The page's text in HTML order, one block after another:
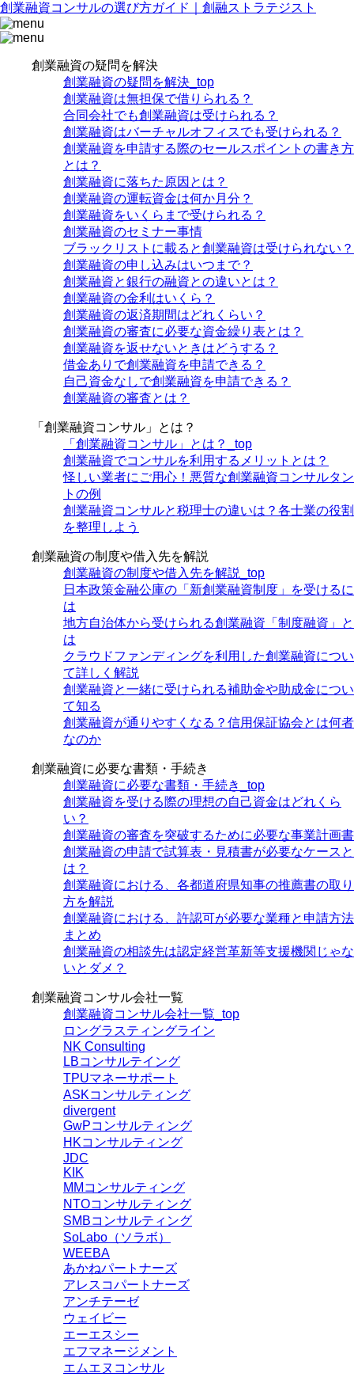
創業融資コンサルの選び方ガイド｜創融ストラテジスト
創業融資の疑問を解決
創業融資の疑問を解決_top
創業融資は無担保で借りられる？
合同会社でも創業融資は受けられる？
創業融資はバーチャルオフィスでも受けられる？
創業融資を申請する際のセールスポイントの書き方
とは？
創業融資に落ちた原因とは？
創業融資の運転資金は何か月分？
創業融資をいくらまで受けられる？
創業融資のセミナー事情
ブラックリストに載ると創業融資は受けられない？
創業融資の申し込みはいつまで？
創業融資と銀行の融資との違いとは？
創業融資の金利はいくら？
創業融資の返済期間はどれくらい？
創業融資の審査に必要な資金繰り表とは？
創業融資を返せないときはどうする？
借金ありで創業融資を申請できる？
自己資金なしで創業融資を申請できる？
創業融資の審査とは？
「創業融資コンサル」とは？
「創業融資コンサル」とは？_top
創業融資でコンサルを利用するメリットとは？
怪しい業者にご用心！悪質な創業融資コンサルタン
トの例
創業融資コンサルと税理士の違いは？各士業の役割
を整理しよう
創業融資の制度や借入先を解説
創業融資の制度や借入先を解説_top
日本政策金融公庫の「新創業融資制度」を受けるに
は
地方自治体から受けられる創業融資「制度融資」と
は
クラウドファンディングを利用した創業融資につい
て詳しく解説
創業融資と一緒に受けられる補助金や助成金につい
て知る
創業融資が通りやすくなる？信用保証協会とは何者
なのか
創業融資に必要な書類・手続き
創業融資に必要な書類・手続き_top
創業融資を受ける際の理想の自己資金はどれくら
い？
創業融資の審査を突破するために必要な事業計画書
創業融資の申請で試算表・見積書が必要なケースと
は？
創業融資における、各都道府県知事の推薦書の取り
方を解説
創業融資における、許認可が必要な業種と申請方法
まとめ
創業融資の相談先は認定経営革新等支援機関じゃな
いとダメ？
創業融資コンサル会社一覧
創業融資コンサル会社一覧_top
ロングラスティングライン
NK Consulting
LBコンサルテイング
TPUマネーサポート
ASKコンサルティング
divergent
GwPコンサルティング
HKコンサルティング
JDC
KIK
MMコンサルティング
NTOコンサルティング
SMBコンサルティング
SoLabo（ソラボ）
WEEBA
あかねパートナーズ
アレスコパートナーズ
アンチテーゼ
ウェイビー
エーエスシー
エフマネージメント
エムエヌコンサル